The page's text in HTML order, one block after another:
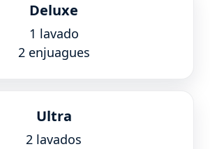
Deluxe
1 lavado
2 enjuagues
Ultra
2 lavados